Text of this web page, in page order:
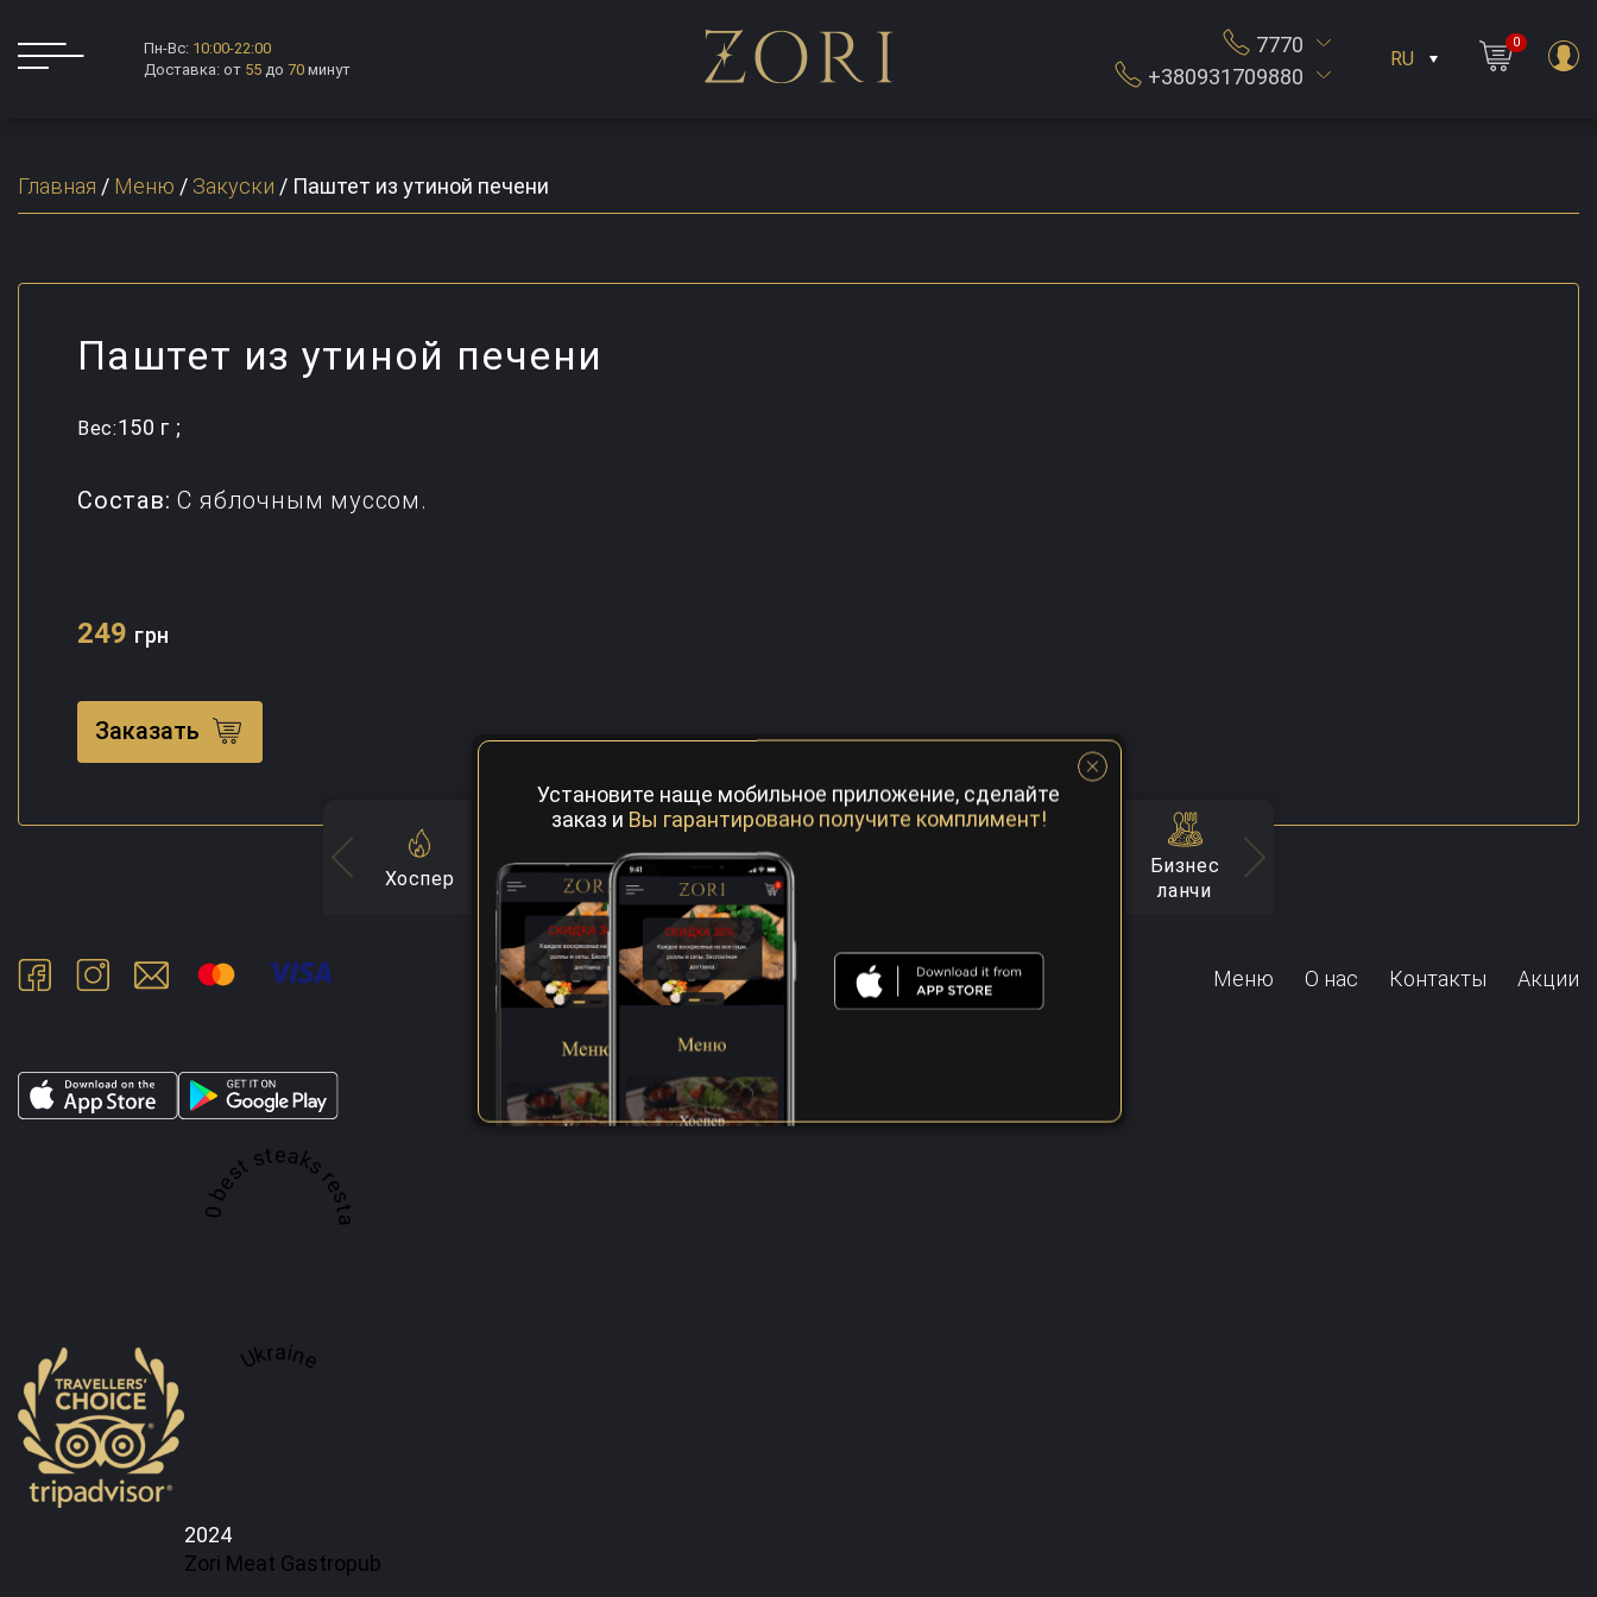
Пн-Вс: 10:00-22:00
Доставка: от 55 до 70 минут
7770
+380931709880
RU
0
Главная / Меню / Закуски / Паштет из утиной печени
Паштет из утиной печени
Вес:150 г ;
Состав:С яблочным муссом.
249 грн
Заказать
Хоспер Суши Закуски Салаты
Бизнес
ланчи
Меню О нас Контакты Акции
A top 100 best steaks restaurant in
Ukraine
2024
Zori Meat Gastropub
Установите наще мобильное приложение, сделайте
заказ и Вы гарантировано получите комплимент!